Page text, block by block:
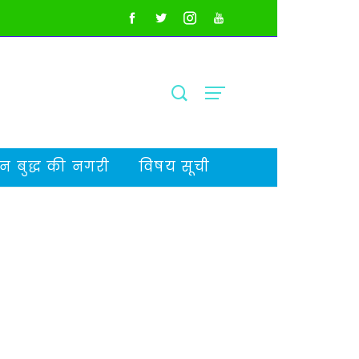
बुद्ध की नगरी विषय सूची